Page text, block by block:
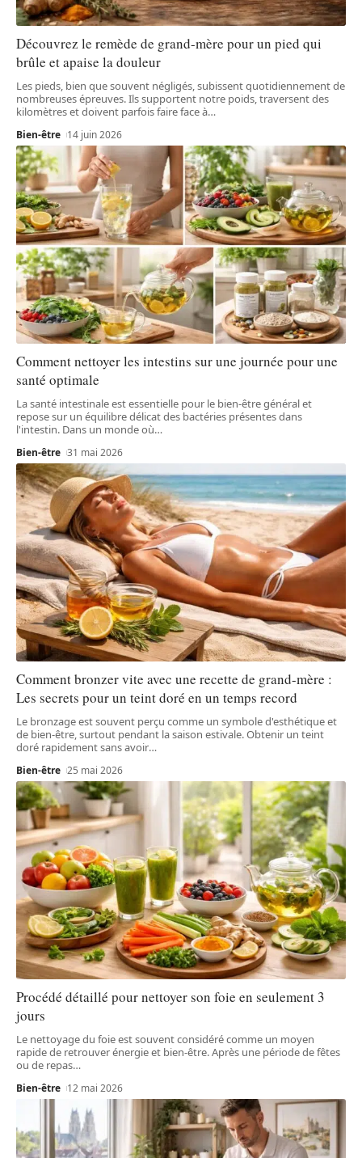
Découvrez le remède de grand-mère pour un pied qui
brûle et apaise la douleur
Les pieds, bien que souvent négligés, subissent quotidiennement de
nombreuses épreuves. Ils supportent notre poids, traversent des
kilomètres et doivent parfois faire face à…
Bien-être 14 juin 2026
Comment nettoyer les intestins sur une journée pour une
santé optimale
La santé intestinale est essentielle pour le bien-être général et
repose sur un équilibre délicat des bactéries présentes dans
l'intestin. Dans un monde où…
Bien-être 31 mai 2026
Comment bronzer vite avec une recette de grand-mère :
Les secrets pour un teint doré en un temps record
Le bronzage est souvent perçu comme un symbole d'esthétique et
de bien-être, surtout pendant la saison estivale. Obtenir un teint
doré rapidement sans avoir…
Bien-être 25 mai 2026
Procédé détaillé pour nettoyer son foie en seulement 3
jours
Le nettoyage du foie est souvent considéré comme un moyen
rapide de retrouver énergie et bien-être. Après une période de fêtes
ou de repas…
Bien-être 12 mai 2026